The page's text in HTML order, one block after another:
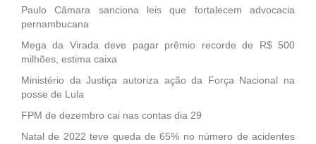
Paulo Câmara sanciona leis que fortalecem advocacia
pernambucana
Mega da Virada deve pagar prêmio recorde de R$ 500
milhões, estima caixa
Ministério da Justiça autoriza ação da Força Nacional na
posse de Lula
FPM de dezembro cai nas contas dia 29
Natal de 2022 teve queda de 65% no número de acidentes